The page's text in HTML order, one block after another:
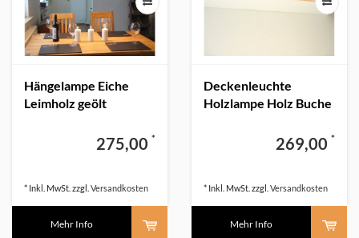
Hängelampe Eiche
Leimholz geölt
275,00 *
* Inkl. MwSt. zzgl. Versandkosten
Mehr Info
Deckenleuchte
Holzlampe Holz Buche
269,00 *
* Inkl. MwSt. zzgl. Versandkosten
Mehr Info